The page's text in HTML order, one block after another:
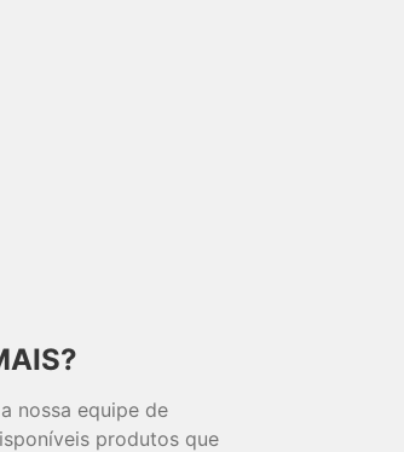
nossa equipe de
produtos que